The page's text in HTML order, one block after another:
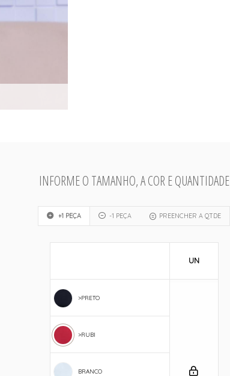
INFORME O TAMANHO, A COR E QUANTIDADE
+1 PEÇA -1 PEÇA PREENCHER A QTDE
>PRETO
>RUBI
BRANCO
UN